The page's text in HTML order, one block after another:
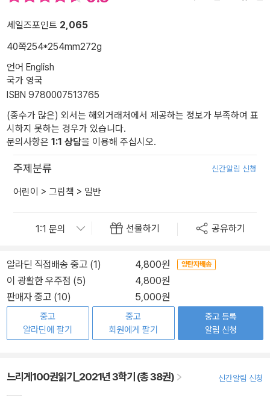
세일즈포인트 2,065
40쪽254*254mm272g
언어 English
국가 영국
ISBN 9780007513765
(종수가 많은) 외서는 해외거래처에서 제공하는 정보가 부족하여 표
시하지 못하는 경우가 있습니다.
문의사항은 1:1 상담을 이용해 주십시오.
주제분류 신간알림 신청
어린이 > 그림책 > 일반
선물하기 공유하기
알라딘 직접배송 중고 (1) 4,800원 양탄자배송
이 광활한 우주점 (5)
4,800원
판매자 중고 (10)
5,000원
중고
알라딘에 팔기
중고
회원에게 팔기
중고 등록
알림 신청
느리게100권읽기_2021년 3학기 (총 38권) 신간알림 신청